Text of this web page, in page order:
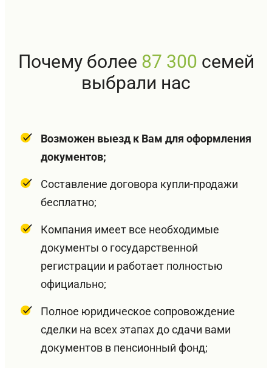
Почему более 87 300 семей
выбрали нас
Возможен выезд к Вам для оформления
документов;
Составление договора купли-продажи
бесплатно;
Компания имеет все необходимые
документы о государственной
регистрации и работает полностью
официально;
Полное юридическое сопровождение
сделки на всех этапах до сдачи вами
документов в пенсионный фонд;